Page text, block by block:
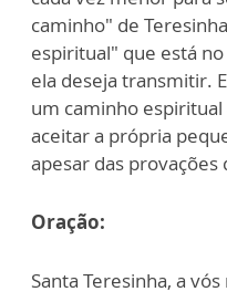
caminho" de
espiritual" que está
ela deseja transmitir.
um caminho
aceitar a própria
apesar das provações
Oração:
Santa Teresinha, a